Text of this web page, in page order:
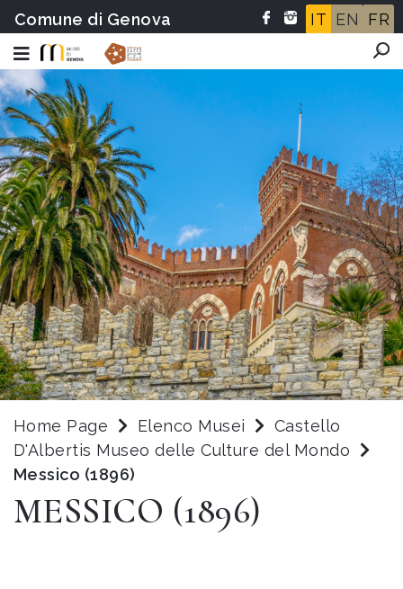
Comune di Genova IT EN FR
Home Page Elenco Musei
Castello
D'Albertis Museo delle Culture del Mondo
Messico (1896)
MESSICO (1896)